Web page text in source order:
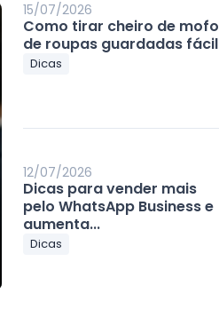
15/07/2026
Como tirar cheiro de mofo
de roupas guardadas fácil
Dicas
12/07/2026
Dicas para vender mais
pelo WhatsApp Business e
aumenta...
Dicas